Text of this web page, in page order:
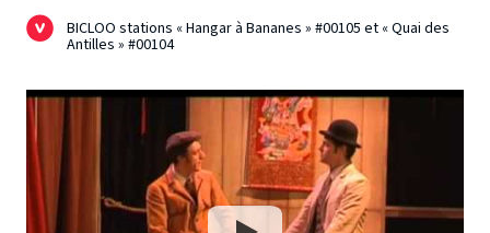
BICLOO stations « Hangar à Bananes » #00105 et « Quai des
Antilles » #00104